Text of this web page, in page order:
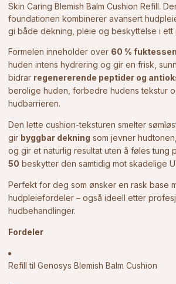
Skin Caring Blemish Balm Cushion Refill.
foundationen kombinerer avansert
gi både dekning, pleie og beskyttelse i ett
Formelen inneholder over 60 %
huden intens hydrering og gir en frisk,
bidrar regenererende peptider og
berolige huden, forbedre hudens tekstur
hudbarrieren.
Den lette cushion-teksturen smelter
gir byggbar dekning som jevner
og gir et naturlig resultat uten å føles tung
50 beskytter den samtidig mot skadelige
Perfekt for deg som ønsker en rask base
hudpleiefordeler – også ideell etter
hudbehandlinger.
Fordeler
Refill til Genosys Blemish Balm Cushion